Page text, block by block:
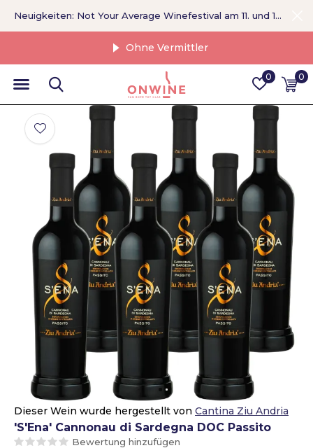
0 0
Ohne Vermittler
Neuigkeiten: Not Your Average Winefestival am 11. und 12. September >
Dieser Wein wurde hergestellt von Cantina Ziu Andria
'S'Ena' Cannonau di Sardegna DOC Passito
Bewertung hinzufügen